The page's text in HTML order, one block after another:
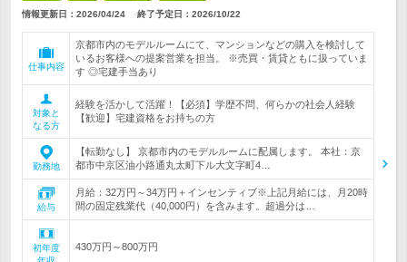
情報更新日：2026/04/24 終了予定日： 2026/10/22
仕事内容
京都市内のモデルルームにて、マンションなどの購入を検討して
いるお客様への提案営業を担当。 ※売買・賃貸ともに扱っていま
す ◎宅建手当あり
対象と
なる方
経験を活かして活躍！【必須】学歴不問、何らかの社会人経験
【歓迎】宅建資格をお持ちの方
勤務地
【転勤なし】 京都市内のモデルルームに配属します。 本社：京
都市中京区油小路通丸太町下ル大文字町4…
給与
月給：32万円～34万円＋インセンティブ※上記月給には、月20時
間の固定残業代（40,000円）を含みます。超過分は…
初年度
430万円～800万円